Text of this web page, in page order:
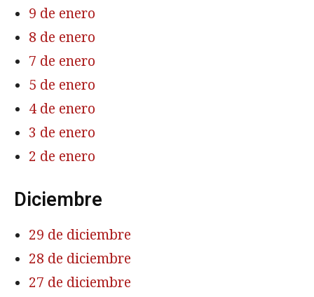
9 de enero
8 de enero
7 de enero
5 de enero
4 de enero
3 de enero
2 de enero
Diciembre
29 de diciembre
28 de diciembre
27 de diciembre